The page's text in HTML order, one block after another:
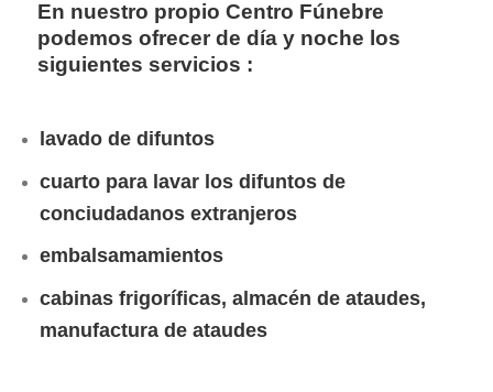
En nuestro propio Centro Fúnebre
podemos ofrecer de día y noche los
siguientes servicios :
lavado de difuntos
cuarto para lavar los difuntos de
conciudadanos extranjeros
embalsamamientos
cabinas frigoríficas, almacén de ataudes,
manufactura de ataudes